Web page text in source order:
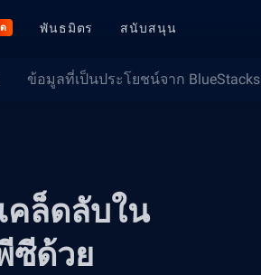
พันธมิตร สนับสนุน
ข้อมูลที่เป็นประโยชน์จาก BlueStacks
คล็ดลับใน
ซีด้วย